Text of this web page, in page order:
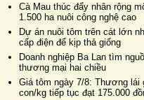
Cà Mau thúc đẩy nhân rộng
1.500 ha nuôi công nghệ cao
Dự án nuôi tôm trên cát lớn
cấp điện để kịp thả giống
Doanh nghiệp Ba Lan tìm
thương mại hai chiều
Giá tôm ngày 7/8: Thương
con/kg tiếp tục đạt 175.000